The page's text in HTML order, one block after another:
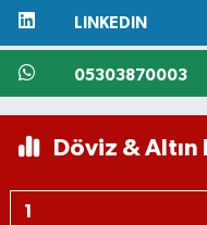
LINKEDIN
05303870003
Döviz & Altın